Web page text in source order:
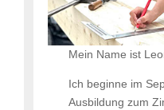
Mein Name ist
Ich beginne im
Ausbildung zum